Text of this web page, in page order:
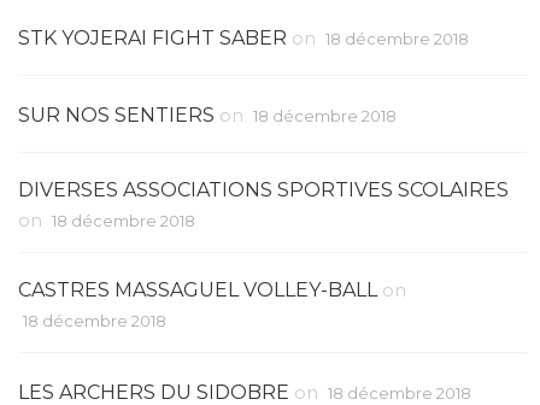
STK YOJERAI FIGHT SABER on 18 décembre 2018
SUR NOS SENTIERS on 18 décembre 2018
DIVERSES ASSOCIATIONS SPORTIVES SCOLAIRES
on 18 décembre 2018
CASTRES MASSAGUEL VOLLEY-BALL on
18 décembre 2018
LES ARCHERS DU SIDOBRE on 18 décembre 2018